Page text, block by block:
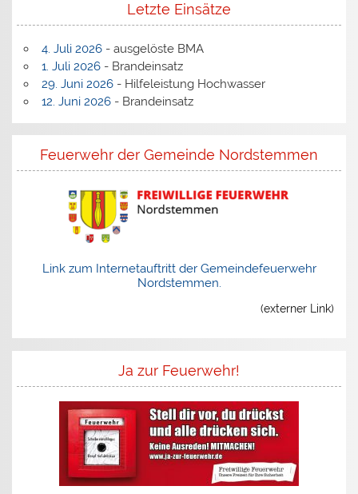
Letzte Einsätze
4. Juli 2026- ausgelöste BMA
1. Juli 2026- Brandeinsatz
29. Juni 2026- Hilfeleistung Hochwasser
12. Juni 2026- Brandeinsatz
Feuerwehr der Gemeinde Nordstemmen
Link zum Internetauftritt der Gemeindefeuerwehr
Nordstemmen.
(externer Link)
Ja zur Feuerwehr!